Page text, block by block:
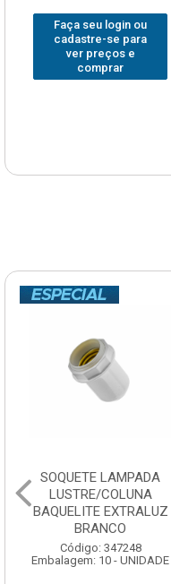
Faça seu login ou
cadastre-se para
ver preços e
comprar
SOQUETE LAMPADA
LUSTRE/COLUNA
BAQUELITE EXTRALUZ
BRANCO
Código: 347248
Embalagem: 10 - UNIDADE